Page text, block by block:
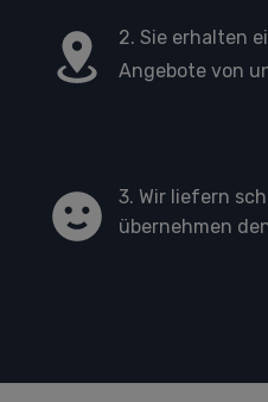
2. Sie erhalten
Angebote von
3. Wir liefern
übernehmen